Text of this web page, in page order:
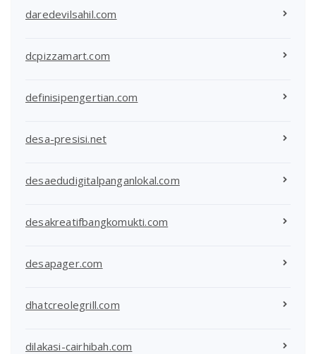
daredevilsahil.com
dcpizzamart.com
definisipengertian.com
desa-presisi.net
desaedudigitalpanganlokal.com
desakreatifbangkomukti.com
desapager.com
dhatcreolegrill.com
dilakasi-cairhibah.com